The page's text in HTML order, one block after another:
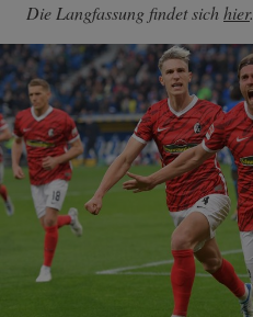
Die Langfassung findet sichhier.